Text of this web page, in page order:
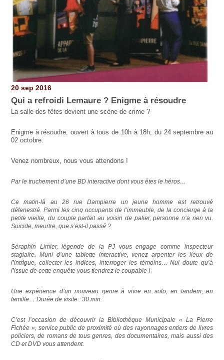
20 sep 2016
Qui a refroidi Lemaure ? Enigme à résoudre
La salle des fêtes devient une scène de crime ?
Enigme à résoudre, ouvert à tous de 10h à 18h, du 24 septembre au
02 octobre.
Venez nombreux, nous vous attendons !
Par le truchement d’une BD interactive dont vous êtes le héros…
Ce matin-là au 26 rue Dampierre un jeune homme est retrouvé
défenestré. Parmi les cinq occupants de l’immeuble, de la concierge à la
petite vieille, du couple parfait au voisin de palier, personne n’a rien vu.
Suicide, meurtre, que s’est-il passé ?
Séraphin Limier, légende de la PJ vous engage comme inspecteur
stagiaire. Muni d’une tablette interactive, venez arpenter les lieux de
l’intrigue, collecter les indices, interroger les témoins… Nul doute qu’à
l’issue de cette enquête vous tiendrez le coupable !
Une expérience d’un nouveau genre à vivre en solo, en tandem, en
famille… Durée de visite : 30 min.
C’est l’occasion de découvrir la Bibliothèque Municipale « La Pierre
Fichée », service public de proximité où des rayonnages entiers de livres
policiers, de romans de tous genres, des documentaires, mais aussi des
CD et DVD vous attendent.